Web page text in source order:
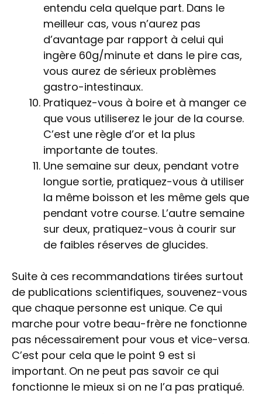
entendu cela quelque part. Dans le
meilleur cas, vous n’aurez pas
d’avantage par rapport à celui qui
ingère 60g/minute et dans le pire cas,
vous aurez de sérieux problèmes
gastro-intestinaux.
Pratiquez-vous à boire et à manger ce
que vous utiliserez le jour de la course.
C’est une règle d’or et la plus
importante de toutes.
Une semaine sur deux, pendant votre
longue sortie, pratiquez-vous à utiliser
la même boisson et les même gels que
pendant votre course. L’autre semaine
sur deux, pratiquez-vous à courir sur
de faibles réserves de glucides.
Suite à ces recommandations tirées surtout
de publications scientifiques, souvenez-vous
que chaque personne est unique. Ce qui
marche pour votre beau-frère ne fonctionne
pas nécessairement pour vous et vice-versa.
C’est pour cela que le point 9 est si
important. On ne peut pas savoir ce qui
fonctionne le mieux si on ne l’a pas pratiqué.